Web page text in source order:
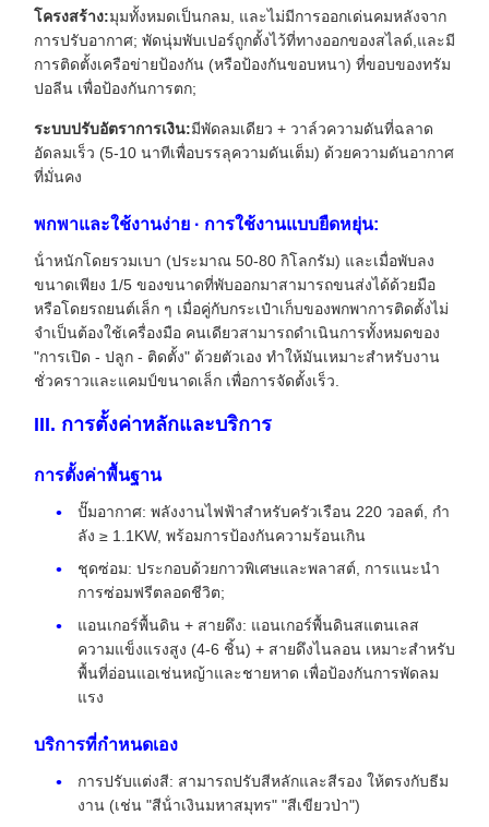
โครงสร้าง:มุมทั้งหมดเป็นกลม, และไม่มีการออกเด่นคมหลังจาก
การปรับอากาศ; พัดนุ่มพับเปอร์ถูกตั้งไว้ที่ทางออกของสไลด์,และมี
การติดตั้งเครือข่ายป้องกัน (หรือป้องกันขอบหนา) ที่ขอบของทรัม
ปอลีน เพื่อป้องกันการตก;
ระบบปรับอัตราการเงิน:มีพัดลมเดียว + วาล์วความดันที่ฉลาด
อัดลมเร็ว (5-10 นาทีเพื่อบรรลุความดันเต็ม) ด้วยความดันอากาศ
ที่มั่นคง
พกพาและใช้งานง่าย · การใช้งานแบบยืดหยุ่น:
น้ําหนักโดยรวมเบา (ประมาณ 50-80 กิโลกรัม) และเมื่อพับลง
ขนาดเพียง 1/5 ของขนาดที่พับออกมาสามารถขนส่งได้ด้วยมือ
หรือโดยรถยนต์เล็ก ๆ เมื่อคู่กับกระเป๋าเก็บของพกพาการติดตั้งไม่
จําเป็นต้องใช้เครื่องมือ คนเดียวสามารถดําเนินการทั้งหมดของ
"การเปิด - ปลูก - ติดตั้ง" ด้วยตัวเอง ทําให้มันเหมาะสําหรับงาน
ชั่วคราวและแคมป์ขนาดเล็ก เพื่อการจัดตั้งเร็ว.
III. การตั้งค่าหลักและบริการ
การตั้งค่าพื้นฐาน
ปั๊มอากาศ: พลังงานไฟฟ้าสําหรับครัวเรือน 220 วอลต์, กํา
ลัง ≥ 1.1KW, พร้อมการป้องกันความร้อนเกิน
ชุดซ่อม: ประกอบด้วยกาวพิเศษและพลาสต์, การแนะนํา
การซ่อมฟรีตลอดชีวิต;
แอนเกอร์พื้นดิน + สายดึง: แอนเกอร์พื้นดินสแตนเลส
ความแข็งแรงสูง (4-6 ชิ้น) + สายดึงไนลอน เหมาะสําหรับ
พื้นที่อ่อนแอเช่นหญ้าและชายหาด เพื่อป้องกันการพัดลม
แรง
บริการที่กําหนดเอง
การปรับแต่งสี: สามารถปรับสีหลักและสีรอง ให้ตรงกับธีม
งาน (เช่น "สีน้ําเงินมหาสมุทร" "สีเขียวป่า")